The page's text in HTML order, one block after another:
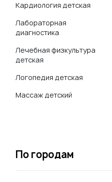
Кардиология детская
Лабораторная
диагностика
Лечебная физкультура
детская
Логопедия детская
Массаж детский
По городам